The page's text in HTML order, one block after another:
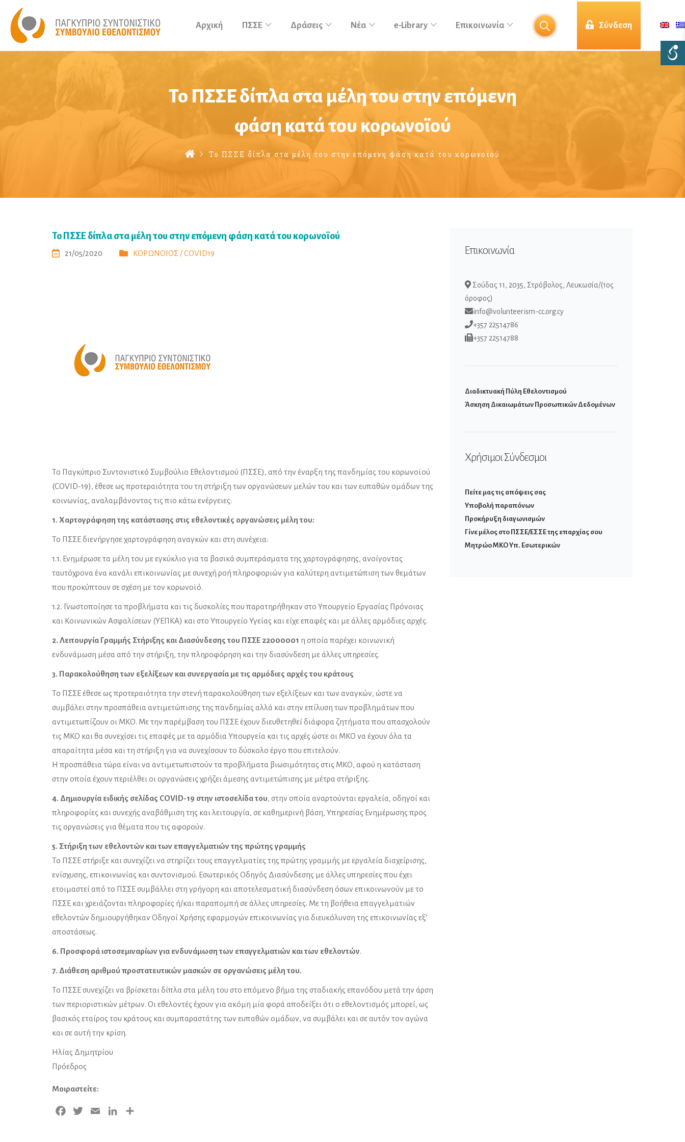
Αρχική ΠΣΣΕ Δράσεις Νέα e-Library Επικοινωνία Σύνδεση
Το ΠΣΣΕ δίπλα στα μέλη του στην επόμενη
φάση κατά του κορωνοϊού
Το ΠΣΣΕ δίπλα στα μέλη του στην επόμενη φάση κατά του κορωνοϊού
Το ΠΣΣΕ δίπλα στα μέλη του στην επόμενη φάση κατά του κορωνοϊού
21/05/2020 ΚΟΡΩΝΟΙΟΣ / COVID19
Το Παγκύπριο Συντονιστικό Συμβούλιο Εθελοντισμού (ΠΣΣΕ), από την έναρξη της πανδημίας του κορωνοϊού
(COVID-19), έθεσε ως προτεραιότητα του τη στήριξη των οργανώσεων μελών του και των ευπαθών ομάδων της
κοινωνίας, αναλαμβάνοντας τις πιο κάτω ενέργειες:
1. Χαρτογράφηση της κατάστασης στις εθελοντικές οργανώσεις μέλη του:
Το ΠΣΣΕ διενήργησε χαρτογράφηση αναγκών και στη συνέχεια:
1.1. Ενημέρωσε τα μέλη του με εγκύκλιο για τα βασικά συμπεράσματα της χαρτογράφησης, ανοίγοντας
ταυτόχρονα ένα κανάλι επικοινωνίας με συνεχή ροή πληροφοριών για καλύτερη αντιμετώπιση των θεμάτων
που προκύπτουν σε σχέση με τον κορωνοϊό.
1.2. Γνωστοποίησε τα προβλήματα και τις δυσκολίες που παρατηρήθηκαν στο Υπουργείο Εργασίας Πρόνοιας
και Κοινωνικών Ασφαλίσεων (ΥΕΠΚΑ) και στο Υπουργείο Υγείας και είχε επαφές και με άλλες αρμόδιες αρχές.
2. Λειτουργία Γραμμής Στήριξης και Διασύνδεσης του ΠΣΣΕ 22000001 η οποία παρέχει κοινωνική
ενδυνάμωση μέσα από την στήριξη, την πληροφόρηση και την διασύνδεση με άλλες υπηρεσίες.
3. Παρακολούθηση των εξελίξεων και συνεργασία με τις αρμόδιες αρχές του κράτους
Το ΠΣΣΕ έθεσε ως προτεραιότητα την στενή παρακολούθηση των εξελίξεων και των αναγκών, ώστε να
συμβάλει στην προσπάθεια αντιμετώπισης της πανδημίας αλλά και στην επίλυση των προβλημάτων που
αντιμετωπίζουν οι ΜΚΟ. Με την παρέμβαση του ΠΣΣΕ έχουν διευθετηθεί διάφορα ζητήματα που απασχολούν
τις ΜΚΟ και θα συνεχίσει τις επαφές με τα αρμόδια Υπουργεία και τις αρχές ώστε οι ΜΚΟ να έχουν όλα τα
απαραίτητα μέσα και τη στήριξη για να συνεχίσουν το δύσκολο έργο που επιτελούν.
H προσπάθεια τώρα είναι να αντιμετωπιστούν τα προβλήματα βιωσιμότητας στις ΜΚΟ, αφού η κατάσταση
στην οποία έχουν περιέλθει οι οργανώσεις χρήζει άμεσης αντιμετώπισης με μέτρα στήριξης.
4. Δημιουργία ειδικής σελίδας COVID-19 στην ιστοσελίδα του, στην οποία αναρτούνται εργαλεία, οδηγοί και
πληροφορίες και συνεχής αναβάθμιση της και λειτουργία, σε καθημερινή βάση, Υπηρεσίας Ενημέρωσης προς
τις οργανώσεις για θέματα που τις αφορούν.
5. Στήριξη των εθελοντών και των επαγγελματιών της πρώτης γραμμής
Το ΠΣΣΕ στήριξε και συνεχίζει να στηρίζει τους επαγγελματίες της πρώτης γραμμής με εργαλεία διαχείρισης,
ενίσχυσης, επικοινωνίας και συντονισμού. Εσωτερικός Οδηγός Διασύνδεσης με άλλες υπηρεσίες που έχει
ετοιμαστεί από το ΠΣΣΕ συμβάλλει στη γρήγορη και αποτελεσματική διασύνδεση όσων επικοινωνούν με το
ΠΣΣΕ και χρειάζονται πληροφορίες ή/και παραπομπή σε άλλες υπηρεσίες. Με τη βοήθεια επαγγελματιών
εθελοντών δημιουργήθηκαν Οδηγοί Χρήσης εφαρμογών επικοινωνίας για διευκόλυνση της επικοινωνίας εξ’
αποστάσεως.
6. Προσφορά ιστοσεμιναρίων για ενδυνάμωση των επαγγελματιών και των εθελοντών.
7. Διάθεση αριθμού προστατευτικών μασκών σε οργανώσεις μέλη του.
Το ΠΣΣΕ συνεχίζει να βρίσκεται δίπλα στα μέλη του στο επόμενο βήμα της σταδιακής επανόδου μετά την άρση
των περιοριστικών μέτρων. Oι εθελοντές έχουν για ακόμη μία φορά αποδείξει ότι ο εθελοντισμός μπορεί, ως
βασικός εταίρος του κράτους και συμπαραστάτης των ευπαθών ομάδων, να συμβάλει και σε αυτόν τον αγώνα
και σε αυτή την κρίση.
Ηλίας Δημητρίου
Πρόεδρος
Μοιραστείτε:
Facebook
Twitter Email LinkedIn
Επικοινωνία
Σούδας 11, 2035, Στρόβολος, Λευκωσία/(1ος
όροφος)
info@volunteerism-cc.org.cy
+357 22514786
+357 22514788
Διαδικτυακή Πύλη Εθελοντισμού
Άσκηση Δικαιωμάτων Προσωπικών Δεδομένων
Χρήσιμοι Σύνδεσμοι
Πείτε μας τις απόψεις σας
Υποβολή παραπόνων
Προκήρυξη διαγωνισμών
Γίνε μέλος στο ΠΣΣΕ/ΕΣΣΕ της επαρχίας σου
Μητρώο ΜΚΟ Υπ. Εσωτερικών